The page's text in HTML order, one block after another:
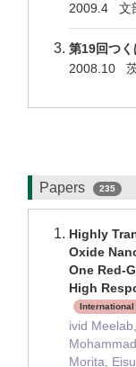
2009.4 文
第19回つく
2008.10
Papers 235
Highly
Oxide
One Red-
High
ivid
Morita,